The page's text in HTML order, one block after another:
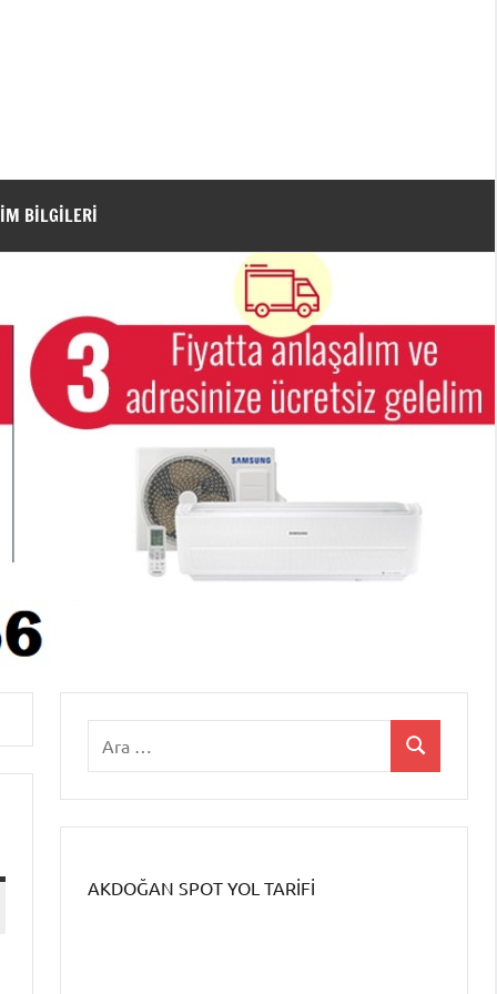
BILGILERI
AKDOĞAN SPOT YOL TARİFİ